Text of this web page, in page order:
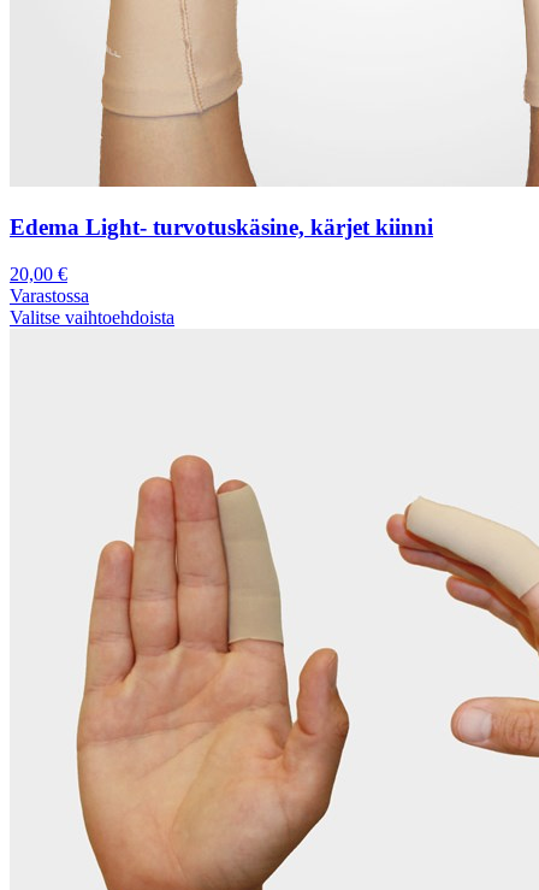
Edema Light- turvotuskäsine, kärjet kiinni
20,00 €
Varastossa
Valitse vaihtoehdoista